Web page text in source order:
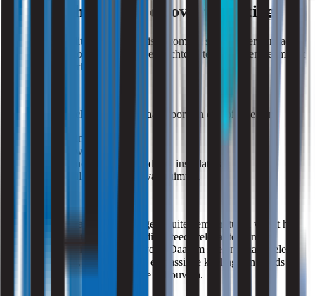
Thermisch comfort en oververhitting
Naast luchtkwaliteit krijgt thermisch comfort steeds meer aandacht.
Vooral binnen goed geïsoleerde en luchtdichte gebouwen neemt het
risico op oververhitting toe.
Temperatuurklachten ontstaan vaak door een combinatie van:
zonbelasting;
beperkte warmteafvoer;
onvoldoende regelbaarheid van installaties;
en verschillen in gebruik van ruimten.
Door klimaatverandering en hogere buitentemperaturen wordt het
beheersen van hittestress bovendien steeds relevanter binnen
toekomstbestendig gebouwontwerp. Daarom spelen maatregelen
zoals zonwering, nachtventilatie en passieve koeling een steeds
belangrijkere rol binnen gezonde gebouwen.